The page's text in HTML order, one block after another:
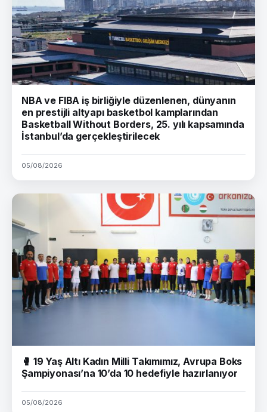
NBA ve FIBA iş birliğiyle düzenlenen, dünyanın
en prestijli altyapı basketbol kamplarından
Basketball Without Borders, 25. yılı kapsamında
İstanbul’da gerçekleştirilecek
05/08/2026
🥊 19 Yaş Altı Kadın Milli Takımımız, Avrupa Boks
Şampiyonası’na 10’da 10 hedefiyle hazırlanıyor
05/08/2026